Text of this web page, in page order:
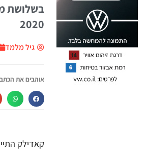
בשלושת
2020
גיל מלמד
אוהבים את
קאדילק